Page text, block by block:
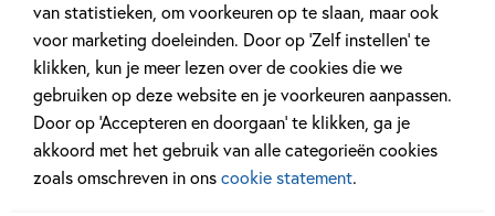
van statistieken, om voorkeuren op te slaan, maar ook
voor marketing doeleinden. Door op ‘Zelf instellen’ te
klikken, kun je meer lezen over de cookies die we
gebruiken op deze website en je voorkeuren aanpassen.
Door op ‘Accepteren en doorgaan’ te klikken, ga je
akkoord met het gebruik van alle categorieën cookies
zoals omschreven in onscookie statement.
17,99
Hardcover
10,00
Hardcover
Hardcover